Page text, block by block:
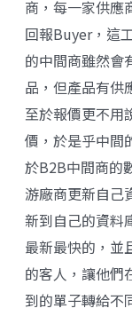
商，每一家供應
回報Buyer，這
的中間商雖然會
品，但產品有供
至於報價更不用
價，於是乎中間
於B2B中間商的
游廠商更新自己
新到自己的資料
最新最快的，並
的客人，讓他們
到的單子轉給不